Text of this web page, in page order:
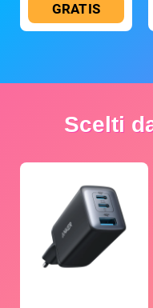
GRATIS
Scelti